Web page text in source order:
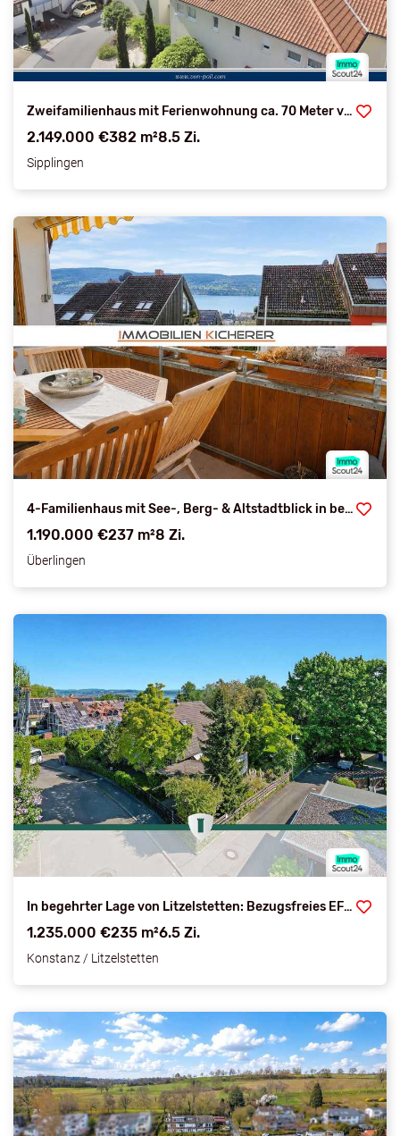
Zweifamilienhaus mit Ferienwohnung ca. 70 Meter vom Seeufer entfernt: Seesicht & Erd-Wärmepumpe
2.149.000 €382 m²8.5 Zi.
Sipplingen
4-Familienhaus mit See-, Berg- & Altstadtblick in beliebter, ruhiger stadtnaher Lage
1.190.000 €237 m²8 Zi.
Überlingen
In begehrter Lage von Litzelstetten: Bezugsfreies EFH mit Einliegerwohnung und idyllischem Garten
1.235.000 €235 m²6.5 Zi.
Konstanz / Litzelstetten